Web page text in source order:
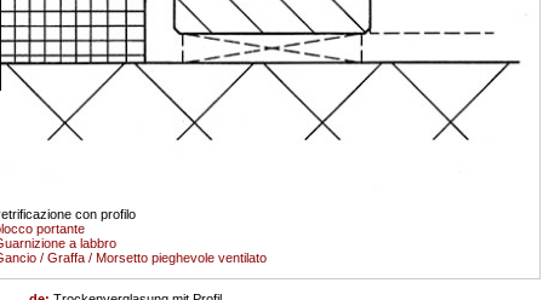
con profilo
portante
a labbro
/ Graffa / Morsetto pieghevole ventilato